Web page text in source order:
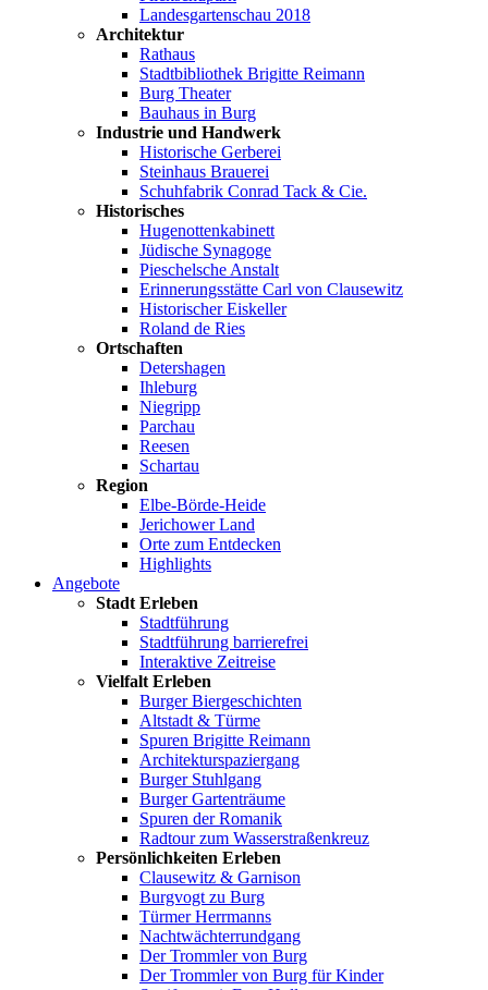
Landesgartenschau 2018
Architektur
Rathaus
Stadtbibliothek Brigitte Reimann
Burg Theater
Bauhaus in Burg
Industrie und Handwerk
Historische Gerberei
Steinhaus Brauerei
Schuhfabrik Conrad Tack & Cie.
Historisches
Hugenottenkabinett
Jüdische Synagoge
Pieschelsche Anstalt
Erinnerungsstätte Carl von Clausewitz
Historischer Eiskeller
Roland de Ries
Ortschaften
Detershagen
Ihleburg
Niegripp
Parchau
Reesen
Schartau
Region
Elbe-Börde-Heide
Jerichower Land
Orte zum Entdecken
Highlights
Angebote
Stadt Erleben
Stadtführung
Stadtführung barrierefrei
Interaktive Zeitreise
Vielfalt Erleben
Burger Biergeschichten
Altstadt & Türme
Spuren Brigitte Reimann
Architekturspaziergang
Burger Stuhlgang
Burger Gartenträume
Spuren der Romanik
Radtour zum Wasserstraßenkreuz
Persönlichkeiten Erleben
Clausewitz & Garnison
Burgvogt zu Burg
Türmer Herrmanns
Nachtwächterrundgang
Der Trommler von Burg
Der Trommler von Burg für Kinder